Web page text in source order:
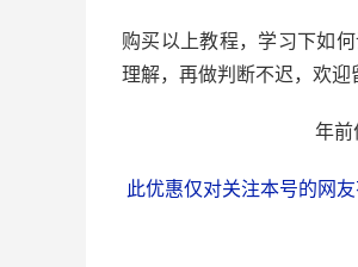
购买以上教程，学习下如
理解，再做判断不迟，欢迎
年前
此优惠仅对关注本号的网